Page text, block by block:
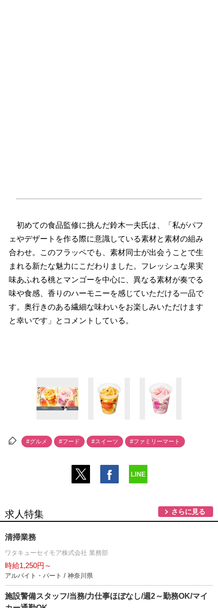
初めての食品監修に挑んだ鈴木一夫氏は、「私がパフ
ェやデザートを作る際に意識している素材と素材の組み
合わせ。このフラッペでも、素材同士が出会うことで生
まれる新たな魅力にこだわりました。フレッシュな果実
味あふれる桃とマンゴーを中心に、異なる素材が奏でる
味や食感、香りのハーモニーを感じていただける一品で
す。奥行きのある繊細な味わいをお楽しみいただけます
と幸いです」とコメントしている。
#グルメ #フード #スイーツ #ファミリーマート
求人特集 さらに見る
清掃業務
ワタキューセイモア株式会社 業務部
時給1,250円～
アルバイト・パート / 神奈川県
施設警備スタッフ/当務/力仕事ほぼなし/週2～勤務OK/マイ